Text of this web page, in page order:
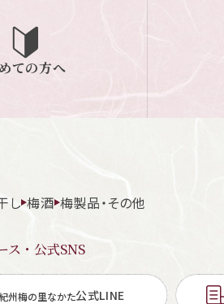
ての方へ
し 梅酒 梅製品・その他
ス・公式SNS
州梅の里なかた公式LINE